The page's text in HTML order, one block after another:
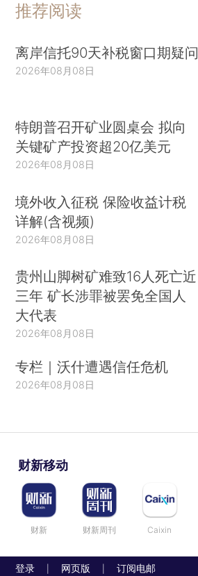
推荐阅读
离岸信托90天补税窗口期疑问
2026年08月08日
特朗普召开矿业圆桌会 拟向
关键矿产投资超20亿美元
2026年08月08日
境外收入征税 保险收益计税
详解(含视频)
2026年08月08日
贵州山脚树矿难致16人死亡近
三年 矿长涉罪被罢免全国人
大代表
2026年08月08日
专栏｜沃什遭遇信任危机
2026年08月08日
财新移动
财新 财新周刊 Caixin
登录 网页版 订阅电邮